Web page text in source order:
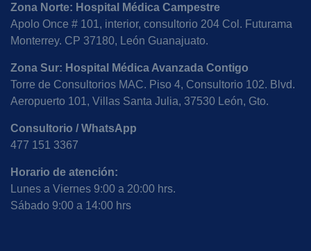
Proctólogo en León Guanajuato en rectosigmoidoscopia
Proctólogo en León Guanajuato en ultrasonido perianal
Proctólogo en León Guanajuato cerca de la Casa
Proctólogo en León Guanajuato cerca de Granada
Zona Norte: Hospital Médica Campestre
Apolo Once # 101, interior, consultorio 204 Col. Futurama
Monterrey. CP 37180, León Guanajuato.
Zona Sur: Hospital Médica Avanzada Contigo
Torre de Consultorios MAC. Piso 4, Consultorio 102. Blvd.
Aeropuerto 101, Villas Santa Julia, 37530 León, Gto.
Consultorio / WhatsApp
477 151 3367
Horario de atención:
Lunes a Viernes 9:00 a 20:00 hrs.
Sábado 9:00 a 14:00 hrs